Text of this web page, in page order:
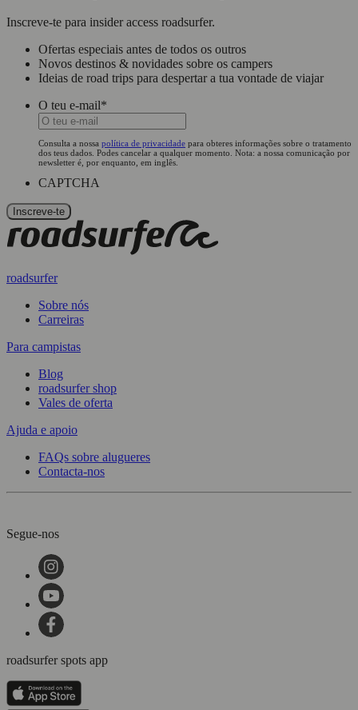
Inscreve-te para insider access roadsurfer.
Ofertas especiais antes de todos os outros
Novos destinos & novidades sobre os campers
Ideias de road trips para despertar a tua vontade de viajar
O teu e-mail*
Consulta a nossa política de privacidade para obteres informações sobre o tratamento
dos teus dados. Podes cancelar a qualquer momento. Nota: a nossa comunicação por
newsletter é, por enquanto, em inglês.
CAPTCHA
roadsurfer
Sobre nós
Carreiras
Para campistas
Blog
roadsurfer shop
Vales de oferta
Ajuda e apoio
FAQs sobre alugueres
Contacta-nos
Segue-nos
roadsurfer spots app